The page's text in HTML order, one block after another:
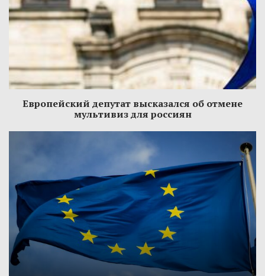
Европейский депутат высказался об отмене
мультивиз для россиян